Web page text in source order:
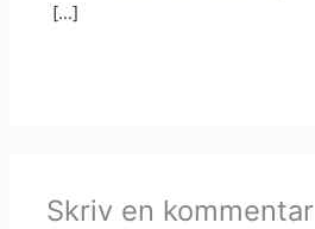
[…]
Skriv en kommentar